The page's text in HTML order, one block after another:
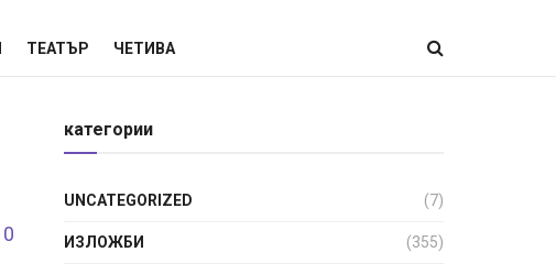
ТЕАТЪР ЧЕТИВА
0
категории
UNCATEGORIZED (7)
ИЗЛОЖБИ (355)